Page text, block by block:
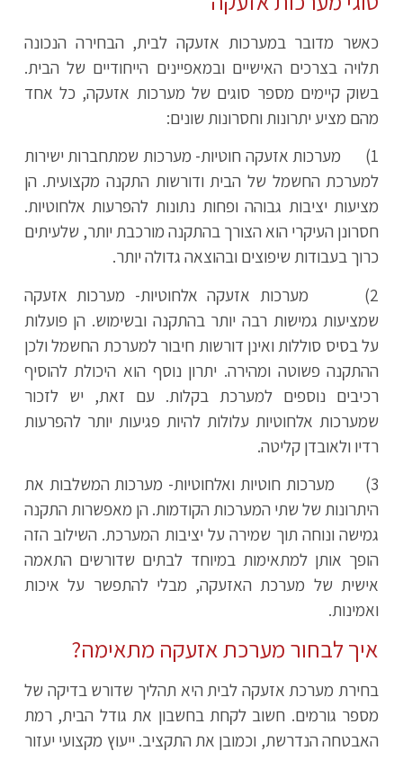
כאשר מדובר במערכות אזעקה לבית, הבחירה הנכונה
תלויה בצרכים האישיים ובמאפיינים הייחודיים של הבית.
בשוק קיימים מספר סוגים של מערכות אזעקה, כל אחד
מהם מציע יתרונות וחסרונות שונים:
1) מערכות אזעקה חוטיות- מערכות שמתחברות ישירות
למערכת החשמל של הבית ודורשות התקנה מקצועית. הן
מציעות יציבות גבוהה ופחות נתונות להפרעות אלחוטיות.
חסרונן העיקרי הוא הצורך בהתקנה מורכבת יותר, שלעיתים
כרוך בעבודות שיפוצים ובהוצאה גדולה יותר.
2) מערכות אזעקה אלחוטיות- מערכות אזעקה
שמציעות גמישות רבה יותר בהתקנה ובשימוש. הן פועלות
על בסיס סוללות ואינן דורשות חיבור למערכת החשמל ולכן
ההתקנה פשוטה ומהירה. יתרון נוסף הוא היכולת להוסיף
רכיבים נוספים למערכת בקלות. עם זאת, יש לזכור
שמערכות אלחוטיות עלולות להיות פגיעות יותר להפרעות
רדיו ולאובדן קליטה.
3) מערכות חוטיות ואלחוטיות- מערכות המשלבות את
היתרונות של שתי המערכות הקודמות. הן מאפשרות התקנה
גמישה ונוחה תוך שמירה על יציבות המערכת. השילוב הזה
הופך אותן למתאימות במיוחד לבתים שדורשים התאמה
אישית של מערכת האזעקה, מבלי להתפשר על איכות
ואמינות.
איך לבחור מערכת אזעקה מתאימה?
בחירת מערכת אזעקה לבית היא תהליך שדורש בדיקה של
מספר גורמים. חשוב לקחת בחשבון את גודל הבית, רמת
האבטחה הנדרשת, וכמובן את התקציב. ייעוץ מקצועי יעזור